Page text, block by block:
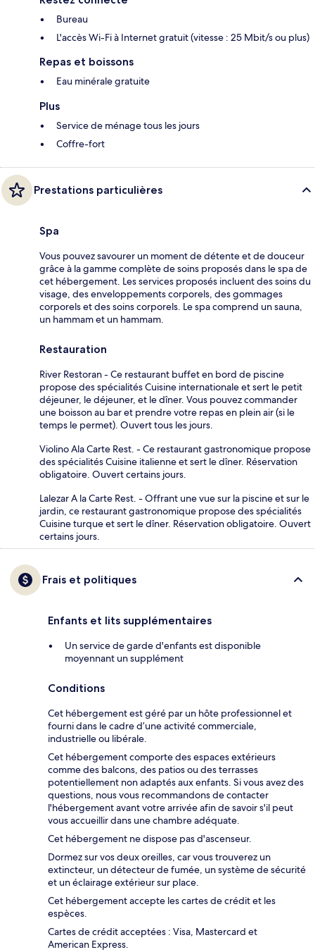
Bureau
L'accès Wi-Fi à Internet gratuit (vitesse : 25 Mbit/s ou plus)
Repas et boissons
Eau minérale gratuite
Plus
Service de ménage tous les jours
Coffre-fort
Prestations particulières
Spa
Vous pouvez savourer un moment de détente et de douceur
grâce à la gamme complète de soins proposés dans le spa de
cet hébergement. Les services proposés incluent des soins du
visage, des enveloppements corporels, des gommages
corporels et des soins corporels. Le spa comprend un sauna,
un hammam et un hammam.
Restauration
River Restoran - Ce restaurant buffet en bord de piscine
propose des spécialités Cuisine internationale et sert le petit
déjeuner, le déjeuner, et le dîner. Vous pouvez commander
une boisson au bar et prendre votre repas en plein air (si le
temps le permet). Ouvert tous les jours.
Violino Ala Carte Rest. - Ce restaurant gastronomique propose
des spécialités Cuisine italienne et sert le dîner. Réservation
obligatoire. Ouvert certains jours.
Lalezar A la Carte Rest. - Offrant une vue sur la piscine et sur le
jardin, ce restaurant gastronomique propose des spécialités
Cuisine turque et sert le dîner. Réservation obligatoire. Ouvert
certains jours.
Frais et politiques
Enfants et lits supplémentaires
Un service de garde d'enfants est disponible
moyennant un supplément
Conditions
Cet hébergement est géré par un hôte professionnel et
fourni dans le cadre d’une activité commerciale,
industrielle ou libérale.
Cet hébergement comporte des espaces extérieurs
comme des balcons, des patios ou des terrasses
potentiellement non adaptés aux enfants. Si vous avez des
questions, nous vous recommandons de contacter
l'hébergement avant votre arrivée afin de savoir s'il peut
vous accueillir dans une chambre adéquate.
Cet hébergement ne dispose pas d'ascenseur.
Dormez sur vos deux oreilles, car vous trouverez un
extincteur, un détecteur de fumée, un système de sécurité
et un éclairage extérieur sur place.
Cet hébergement accepte les cartes de crédit et les
espèces.
Cartes de crédit acceptées : Visa, Mastercard et
American Express.